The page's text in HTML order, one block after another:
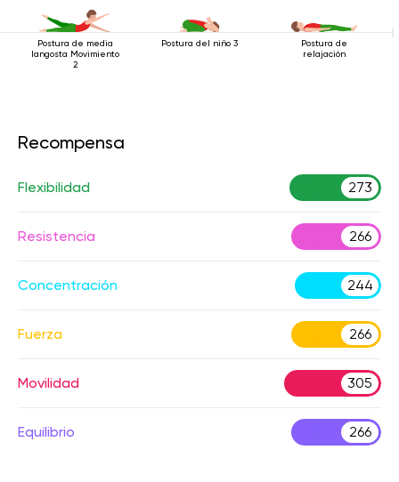
Postura de media
langosta Movimiento
2
Postura del niño 3
Postura de
relajación
Recompensa
Flexibilidad 273
Resistencia 266
Concentración 244
Fuerza 266
Movilidad 305
Equilibrio 266